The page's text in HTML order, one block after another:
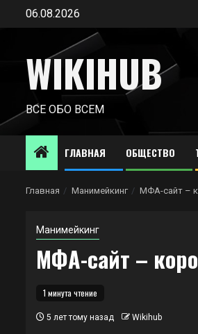
Перейти06.08.2026
WIKIHUB
ВСЕ ОБО ВСЕМ
ГЛАВНАЯ ОБЩЕСТВО
Главная Манимейкинг МФА-сайт –
Манимейкинг
МФА-сайт –
1 минута чтение
5 лет тому назад Wikihub